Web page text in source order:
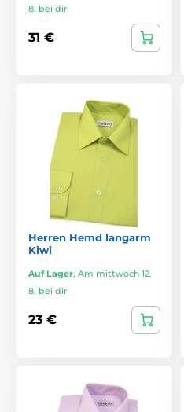
8. bei dir
31 €
Herren Hemd langarm
Kiwi
Auf Lager, Am mittwoch 12.
8. bei dir
23 €